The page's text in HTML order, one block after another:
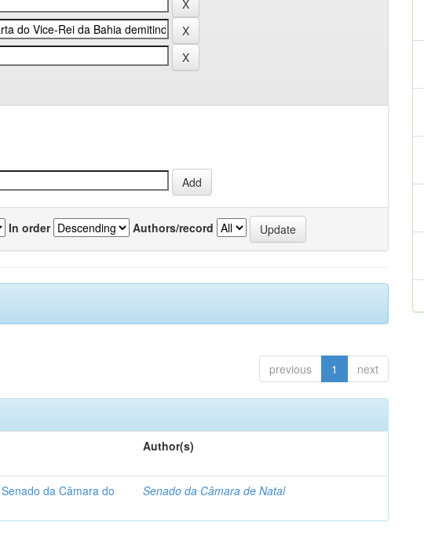
In order Authors/record
previous 1 next
Author(s)
da Câmara do
Senado da Câmara de Natal